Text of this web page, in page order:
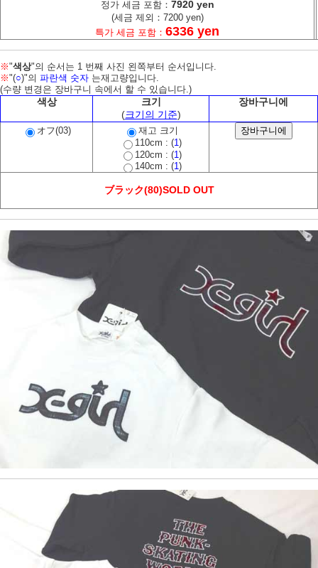
정가 세금 포함： 7920 yen
(세금 제외：7200 yen)
특가 세금 포함： 6336 yen
※"색상"의 순서는 1 번째 사진 왼쪽부터 순서입니다.
※"(○)"의 파란색 숫자 는재고량입니다.
(수량 변경은 장바구니 속에서 할 수 있습니다.)
색상
크기
(크기의 기준)
장바구니에
オフ(03)
재고 크기
110cm : (1)
120cm : (1 )
140cm : (1)
ブラック(80)SOLD OUT